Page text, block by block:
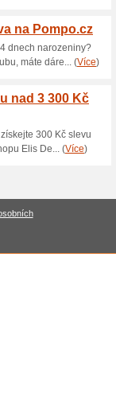
akční
v
a